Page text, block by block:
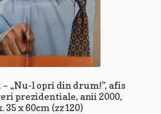
– „Nu-l opri din drum!”, afis
prezidentiale, anii 2000,
35 x 60cm (zz120)